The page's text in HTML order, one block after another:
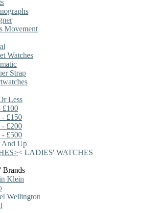
Movement
Watches
Strap
Less
£100
- £150
- £200
- £500
And Up
>< LADIES' WATCHES
Brands
Klein
Wellington